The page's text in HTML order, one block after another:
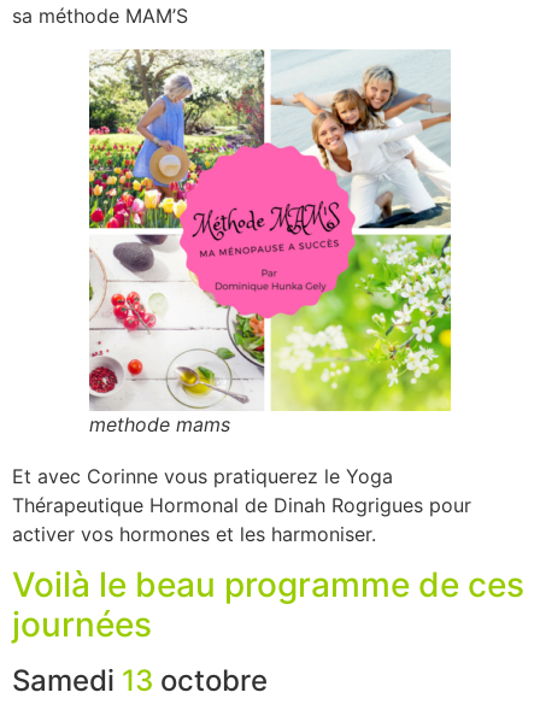
sa méthode MAM’S
methode mams
Et avec Corinne vous pratiquerez le Yoga
Thérapeutique Hormonal de Dinah Rogrigues pour
activer vos hormones et les harmoniser.
Voilà le beau programme de ces
journées
Samedi 13 octobre